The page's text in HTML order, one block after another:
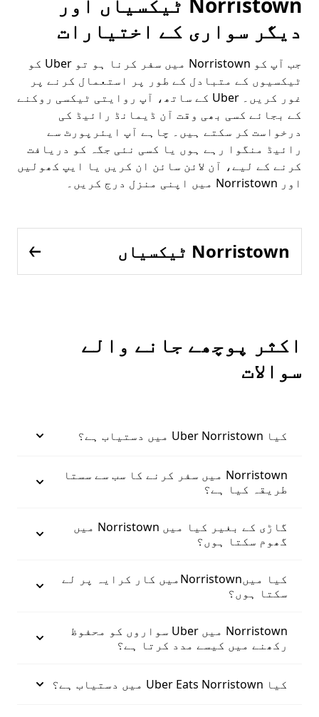
دیگر سواری کے اختیارات
جب آپ کو Norristown میں سفر کرنا ہو تو Uber کو
ٹیکسیوں کے متبادل کے طور پر استعمال کرنے پر
غور کریں۔ Uber کے ساتھ، آپ روایتی ٹیکسی روکنے
کے بجائے کسی بھی وقت آن ڈیمانڈ رائیڈ کی
درخواست کر سکتے ہیں۔ چاہے آپ ایئرپورٹ سے
رائیڈ منگوا رہے ہوں یا کسی نئی جگہ کو دریافت
کرنے کے لیے، آن لائن سائن ان کریں یا ایپ کھولیں
اور Norristown میں اپنی منزل درج کریں۔
Norristown ٹیکسیاں
اکثر پوچھے جانے والے
سوالات
کیا Uber Norristown میں دستیاب ہے؟
Norristown میں سفر کرنے کا سب سے سستا
طریقہ کیا ہے؟
گاڑی کے بغیر کیا میں Norristown میں
گھوم سکتا ہوں؟
کیا میںNorristownمیں کار کرایہ پر لے
سکتا ہوں؟
Norristown میں Uber سواروں کو محفوظ
رکھنے میں کیسے مدد کرتا ہے؟
کیا Uber Eats Norristown میں دستیاب ہے؟